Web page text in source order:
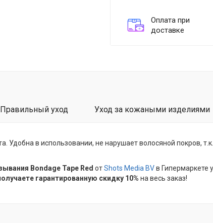
Оплата при
доставке
Правильный уход Уход за кожаными изделиями
Удобна в использовании, не нарушает волосяной покров,
Bondage Tape Red отShots Media BVв Гипермаркете
гарантированную скидку 10% на весь заказ!